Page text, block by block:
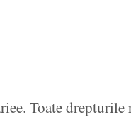
Toate drepturile